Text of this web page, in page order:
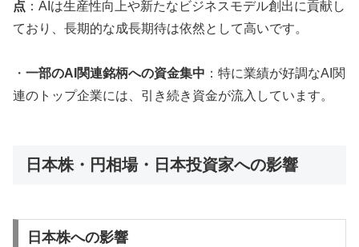
点 ：AIは生産性向上や新たなビジネスモデル創出に貢献し
ており、長期的な成長期待は依然として高いです。
・ 一部のAI関連銘柄への資金集中 ：特に業績が好調なAI関
連のトップ企業には、引き続き資金が流入しています。
日本株・円相場・日本投資家への影響
日本株への影響